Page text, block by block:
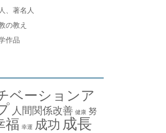
、著名人
の教え
作品
ベーションア
人間関係改善 健康 努
福 幸運 成功 成長